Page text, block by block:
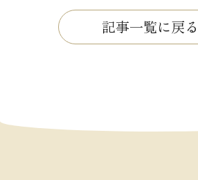
記事一覧に戻る